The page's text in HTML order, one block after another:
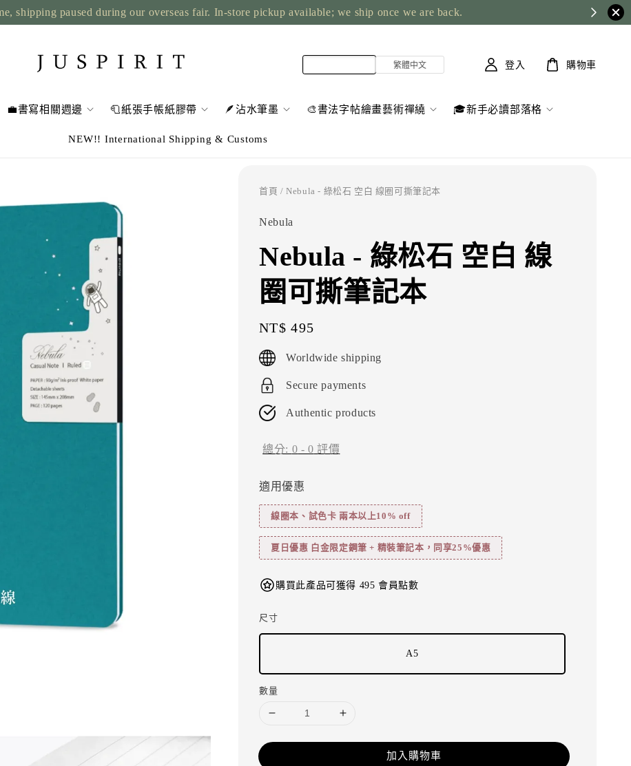
shipping paused during our overseas fair. In-store pickup available; we ship once we are back.
💼書寫相關週邊 🧻紙張手帳紙膠帶 🪶沾水筆墨 🎨書法字帖繪畫藝術禪繞 🎓新手必讀部落格
NEW!! International Shipping & Customs
登入 購物車
首頁 / Nebula - 綠松石 空白 線圈可撕筆記本
Nebula
Nebula - 綠松石 空白 線
圈可撕筆記本
Regular
price
NT$ 495
Worldwide shipping
Secure payments
Authentic products
總分: 0 -0 評價
適用優惠
線圈本、試色卡 兩本以上10% off
夏日優惠 白金限定鋼筆 + 精裝筆記本，同享25%優惠
購買此產品可獲得 495 會員點數
尺寸
A5
數量
加入購物車